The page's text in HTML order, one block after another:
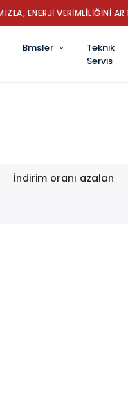
ENERJİ VERİMLİLİĞİNİ
Bmsler
Teknik
Servis
İndirim oranı azalan